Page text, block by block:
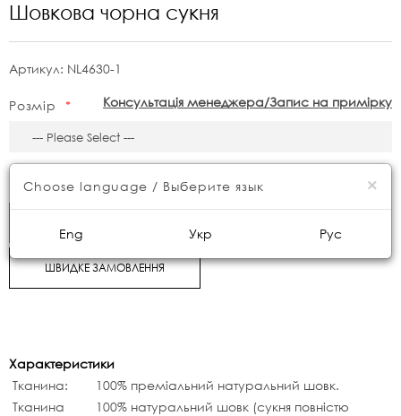
Шовкова чорна сукня
Артикул: NL4630-1
Консультація менеджера/Запис на примірку
Розмір
8500грн.
ШВИДКЕ ЗАМОВЛЕННЯ
Характеристики
Тканина:
100% преміальний натуральний шовк.
Тканина
100% натуральний шовк (сукня повністю
×
Choose language / Выберите язык
Eng Укр Рус